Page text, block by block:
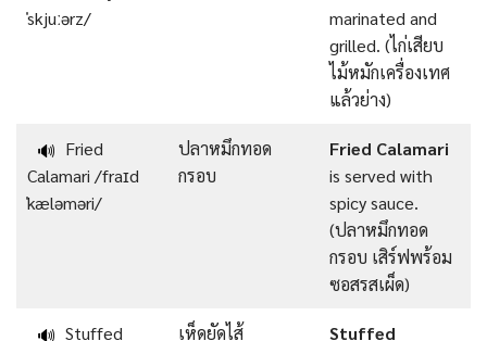
ˈskjuːərz/
marinated and
grilled. (ไก่เสียบ
ไม้หมักเครื่องเทศ
แล้วย่าง)
🔊 Fried
Calamari /fraɪd
ˈkæləməri/
ปลาหมึกทอด
กรอบ
Fried Calamari
is served with
spicy sauce.
(ปลาหมึกทอด
กรอบ เสิร์ฟพร้อม
ซอสรสเผ็ด)
🔊 Stuffed
เห็ดยัดไส้
Stuffed